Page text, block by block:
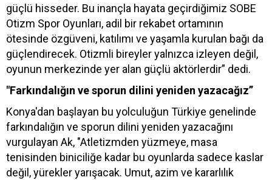
güçlü hisseder. Bu inançla hayata geçirdiğimiz SOBE
Otizm Spor Oyunları, adil bir rekabet ortamının
ötesinde özgüveni, katılımı ve yaşamla kurulan bağı da
güçlendirecek. Otizmli bireyler yalnızca izleyen değil,
oyunun merkezinde yer alan güçlü aktörlerdir” dedi.
"Farkındalığın ve sporun dilini yeniden yazacağız”
Konya'dan başlayan bu yolculuğun Türkiye genelinde
farkındalığın ve sporun dilini yeniden yazacağını
vurgulayan Ak, "Atletizmden yüzmeye, masa
tenisinden biniciliğe kadar bu oyunlarda sadece kaslar
değil, yürekler yarışacak. Umut, azim ve kararlılık